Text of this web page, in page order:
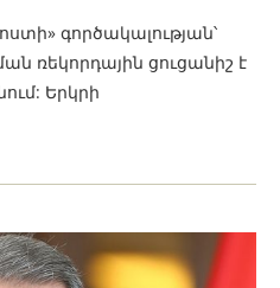
գործակալության՝
ռեկորդային ցուցանիշ է
Երկրի